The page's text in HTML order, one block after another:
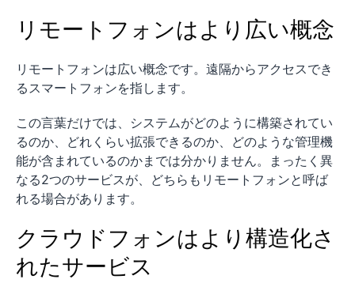
リモートフォンはより広い概念
リモートフォンは広い概念です。遠隔からアクセスでき
るスマートフォンを指します。
この言葉だけでは、システムがどのように構築されてい
るのか、どれくらい拡張できるのか、どのような管理機
能が含まれているのかまでは分かりません。まったく異
なる2つのサービスが、どちらもリモートフォンと呼ば
れる場合があります。
クラウドフォンはより構造化さ
れたサービス